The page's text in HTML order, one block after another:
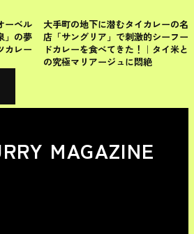
ーベル
」の夢
カレー
千代田区
大手町の地下に潜むタイカレーの名
店「サングリア」で刺激的シーフー
ドカレーを食べてきた！｜タイ米と
の究極マリアージュに悶絶
MAGAZINE